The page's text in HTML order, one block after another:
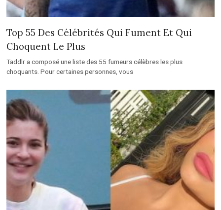
Top 55 Des Célébrités Qui Fument Et Qui
Choquent Le Plus
Taddlr a composé une liste des 55 fumeurs célèbres les plus
choquants. Pour certaines personnes, vous